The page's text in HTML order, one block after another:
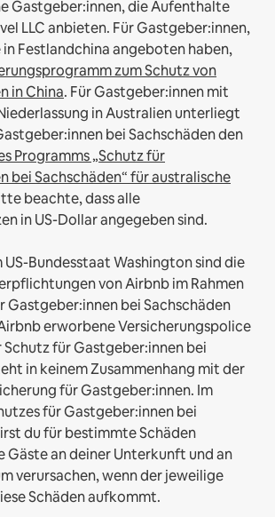
Gastgeber:innen, die Aufenthalte
LLC anbieten. Für Gastgeber:innen,
Festlandchina angeboten haben,
zum Schutz von
in China. Für Gastgeber:innen mit
in Australien unterliegt
bei Sachschäden den
Programms „Schutz für
bei Sachschäden“ für australische
beachte, dass alle
in US-Dollar angegeben sind.
US-Bundesstaat Washington sind die
von Airbnb im Rahmen
Gastgeber:innen bei Sachschäden
erworbene Versicherungspolice
für Gastgeber:innen bei
in keinem Zusammenhang mit der
für Gastgeber:innen. Im
für Gastgeber:innen bei
du für bestimmte Schäden
Gäste an deiner Unterkunft und an
verursachen, wenn der jeweilige
Schäden aufkommt.